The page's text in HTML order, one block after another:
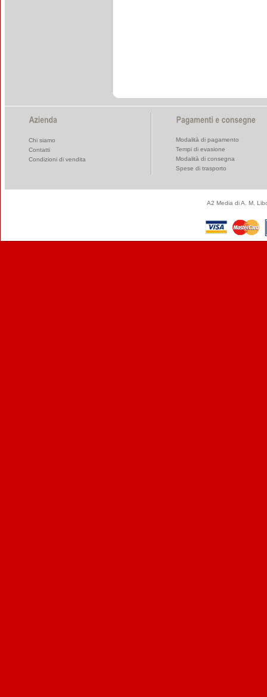
Chi siamo
Contatti
Condizioni di vendita
Modalità di pagamento
Tempi di evasione
Modalità di consegna
Spese di trasporto
A2 Media di A. M.